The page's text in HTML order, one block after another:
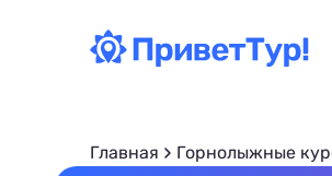
Главная Горнолыжные